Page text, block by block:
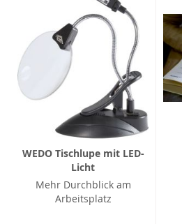
WEDO Tischlupe mit LED-
Licht
Mehr Durchblick am
Arbeitsplatz